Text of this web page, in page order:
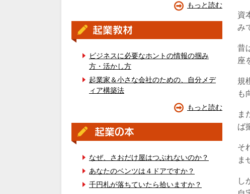
資
み
昔
座
規
も
ま
ば
そ
ま
し
もっと読む
ビジネスに必要なホントの情報の掴み
方・活かし方
起業家＆小さな会社のための、自分メデ
ィア構築法
もっと読む
なぜ、さおだけ屋はつぶれないのか？
あなたのベンツは４ドアですか？
千円札が落ちていたら拾いますか？